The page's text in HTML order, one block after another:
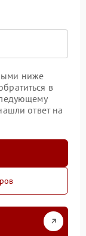
ниже
в
ответ на